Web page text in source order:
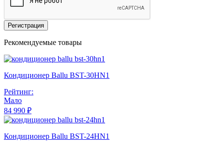
Регистрация
Рекомендуемые товары
Кондиционер Ballu BST-30HN1
Рейтинг:
Мало
84 990 ₽
Кондиционер Ballu BST-24HN1